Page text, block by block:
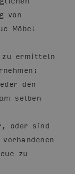
von
Möbel
ermitteln
den
selben
oder sind
zu